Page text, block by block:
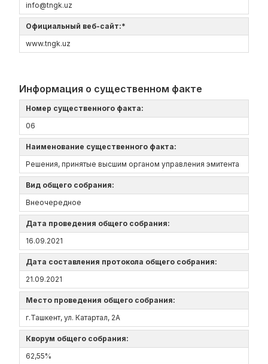
info@tngk.uz
Официальный веб-сайт:*
www.tngk.uz
Информация о существенном факте
Номер существенного факта:
06
Наименование существенного факта:
Решения, принятые высшим органом управления эмитента
Вид общего собрания:
Внеочередное
Дата проведения общего собрания:
16.09.2021
Дата составления протокола общего собрания:
21.09.2021
Место проведения общего собрания:
г.Ташкент, ул. Катартал, 2А
Кворум общего собрания:
62,55%